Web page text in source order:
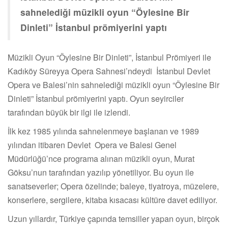
sahnelediği müzikli oyun “Öylesine Bir
Dinleti” İstanbul prömiyerini yaptı
Müzikli Oyun “Öylesine Bir Dinleti”, İstanbul Prömiyeri ile
Kadıköy Süreyya Opera Sahnesi’ndeydi İstanbul Devlet
Opera ve Balesi’nin sahnelediği müzikli oyun “Öylesine Bir
Dinleti” İstanbul prömiyerini yaptı. Oyun seyirciler
tarafından büyük bir ilgi ile izlendi.
İlk kez 1985 yılında sahnelenmeye başlanan ve 1989
yılından itibaren Devlet Opera ve Balesi Genel
Müdürlüğü’nce programa alınan müzikli oyun, Murat
Göksu’nun tarafından yazılıp yönetiliyor. Bu oyun ile
sanatseverler; Opera özelinde; baleye, tiyatroya, müzelere,
konserlere, sergilere, kitaba kısacası kültüre davet ediliyor.
Uzun yıllardır, Türkiye çapında temsiller yapan oyun, birçok